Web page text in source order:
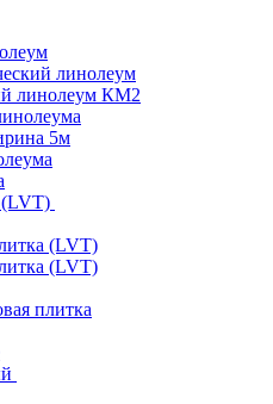
линолеум
линолеум КМ2
5м
(LVT)
(LVT)
(LVT)
плитка